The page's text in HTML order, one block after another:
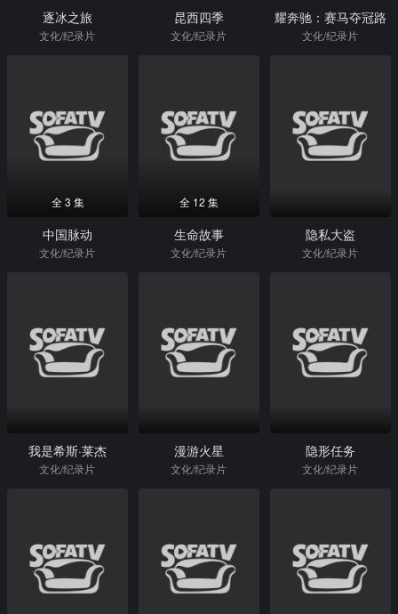
逐冰之旅
文化/纪录片
昆西四季
文化/纪录片
耀奔驰：赛马夺冠路
文化/纪录片
全 3 集
中国脉动
文化/纪录片
全 12 集
生命故事
文化/纪录片
隐私大盗
文化/纪录片
我是希斯·莱杰
文化/纪录片
漫游火星
文化/纪录片
隐形任务
文化/纪录片